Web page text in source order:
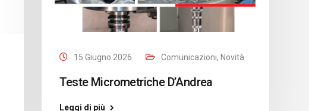
15 Giugno 2026 Comunicazioni, Novità
Teste Micrometriche D’Andrea
Leggi di più